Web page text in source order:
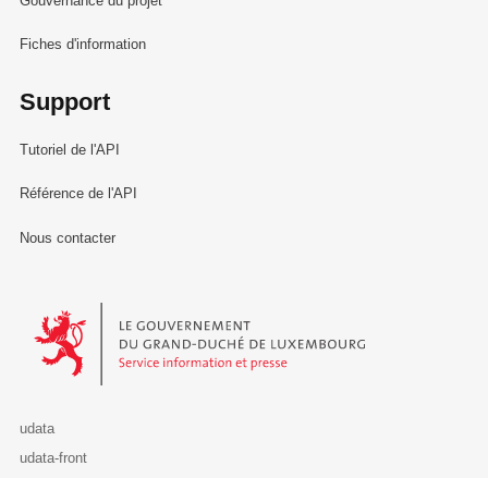
Fiches d'information
Support
Tutoriel de l'API
Référence de l'API
Nous contacter
Le Gouvernement du Grand-Duché de Luxembourg - Service
udata
udata-front